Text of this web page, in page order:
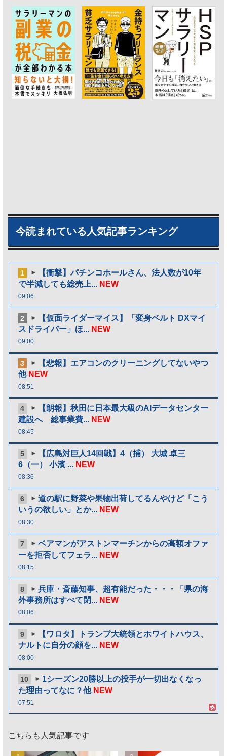
今読まれている人気記事ランキング
1
【衝撃】パチンコホールさん、法人数が10年
で半減しても総売上... NEW
09:06
2
【仮面ライダーマイス】「変身ベルト DXマイ
スドライバー」ほ... NEW
09:00
3
【悲報】エアコンのクリーニングしてないやつ
他 NEW
08:51
4
【朗報】秋田に日本最大級のAIデータセンター
建設へ 総事業費... NEW
08:45
5
【広島対巨人14回戦】4（捕） 大城 卓三
6（一） 小濱 ... NEW
08:36
6
道の駅に野菜や果物出荷してるんやけど「こう
いうの欲しい」とか... NEW
08:30
7
ベアマンがアストンマーチンからの高額オファ
ーを拒否してフェラ... NEW
08:15
8
兵庫・斎藤知事、超有能だった・・・「県の海
外事務所はすべて閉... NEW
08:06
9
【ワロタ】トランプ大統領とホワイトハウス、
ナルトに自分の顔を... NEW
08:00
10
1シーズン20勝以上の投手が一切出なくなっ
た理由ってなに？他 NEW
07:51
こちらも人気記事です